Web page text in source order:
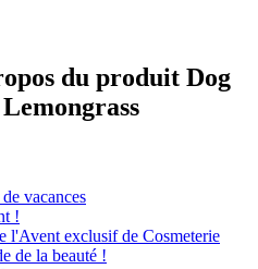
du produit Dog
vacances
!
l'Avent exclusif de Cosmeterie
de la beauté !